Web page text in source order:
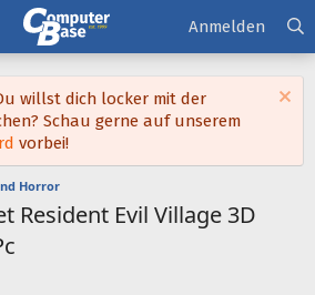
Anmelden
willst dich locker mit der
Schau gerne auf unserem
vorbei!
Horror
Resident Evil Village 3D